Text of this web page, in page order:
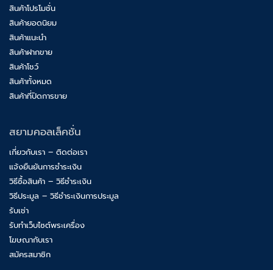
สินค้าโปรโมชั่น
สินค้ายอดนิยม
สินค้าแนะนำ
สินค้าฝากขาย
สินค้าโชว์
สินค้าทั้งหมด
สินค้าที่ปิดการขาย
สยามคอลเล็คชั่น
เกี่ยวกับเรา – ติดต่อเรา
แจ้งยืนยันการชำระเงิน
วิธีซื้อสินค้า – วิธีชำระเงิน
วิธีประมูล – วิธีชำระเงินการประมูล
รับเช่า
รับทำเว็บไซต์พระเครื่อง
โฆษณากับเรา
สมัครสมาชิก